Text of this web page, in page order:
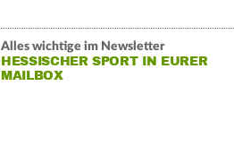
Alles wichtige im Newsletter
HESSISCHER SPORT IN EURER
MAILBOX